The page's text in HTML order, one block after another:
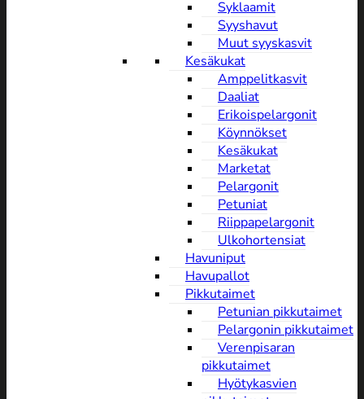
Syklaamit
Syyshavut
Muut syyskasvit
Kesäkukat
Amppelitkasvit
Daaliat
Erikoispelargonit
Köynnökset
Kesäkukat
Marketat
Pelargonit
Petuniat
Riippapelargonit
Ulkohortensiat
Havuniput
Havupallot
Pikkutaimet
Petunian pikkutaimet
Pelargonin pikkutaimet
Verenpisaran
pikkutaimet
Hyötykasvien